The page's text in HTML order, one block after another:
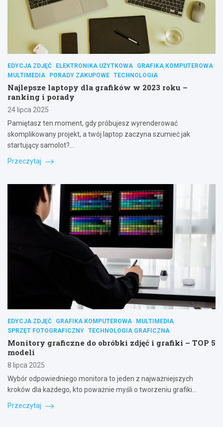
EDYCJA ZDJĘĆ ELEKTRONIKA UŻYTKOWA
GRAFIKA KOMPUTEROWA
MULTIMEDIA
PORADY ZAKUPOWE TECHNOLOGIA
Najlepsze laptopy dla grafików w 2023 roku –
ranking i porady
24 lipca 2025
Pamiętasz ten moment, gdy próbujesz wyrenderować
skomplikowany projekt, a twój laptop zaczyna szumieć jak
startujący samolot?…
Przeczytaj
EDYCJA ZDJĘĆ GRAFIKA KOMPUTEROWA
MULTIMEDIA
SPRZĘT FOTOGRAFICZNY TECHNOLOGIA GRAFICZNA
Monitory graficzne do obróbki zdjęć i grafiki – TOP 5
modeli
8 lipca 2025
Wybór odpowiedniego monitora to jeden z najważniejszych
kroków dla każdego, kto poważnie myśli o tworzeniu grafiki…
Przeczytaj